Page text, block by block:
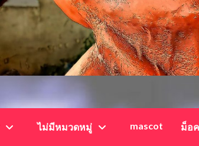
ไม่มีหมวดหมู่ mascot ม็อ